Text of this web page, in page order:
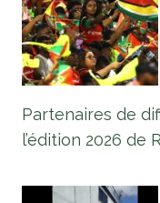
Partenaires de
l’édition 2026 de